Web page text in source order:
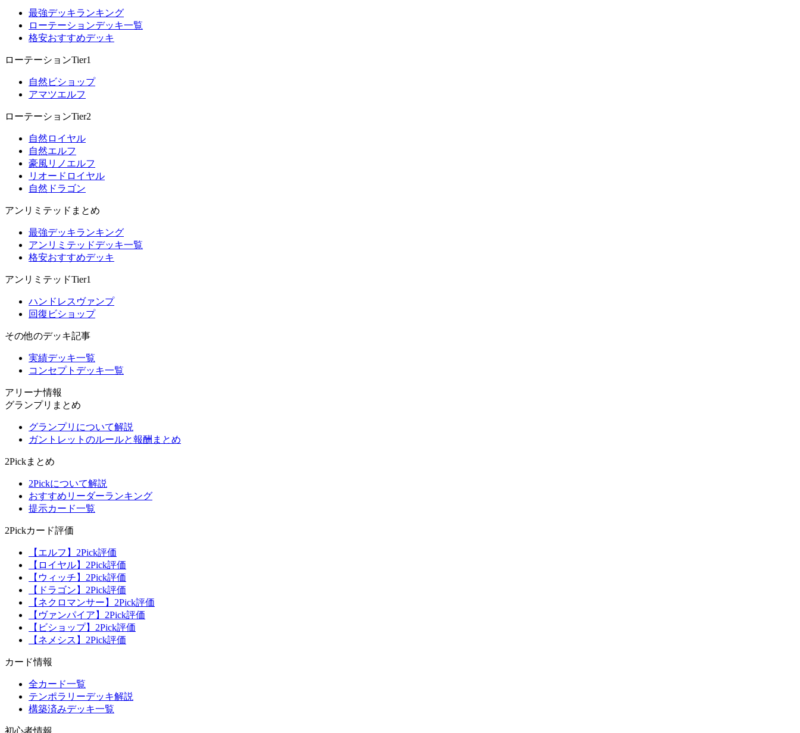
最強デッキランキング
ローテーションデッキ一覧
格安おすすめデッキ
ローテーションTier1
自然ビショップ
アマツエルフ
ローテーションTier2
自然ロイヤル
自然エルフ
豪風リノエルフ
リオードロイヤル
自然ドラゴン
アンリミテッドまとめ
最強デッキランキング
アンリミテッドデッキ一覧
格安おすすめデッキ
アンリミテッドTier1
ハンドレスヴァンプ
回復ビショップ
その他のデッキ記事
実績デッキ一覧
コンセプトデッキ一覧
アリーナ情報
グランプリまとめ
グランプリについて解説
ガントレットのルールと報酬まとめ
2Pickまとめ
2Pickについて解説
おすすめリーダーランキング
提示カード一覧
2Pickカード評価
【エルフ】2Pick評価
【ロイヤル】2Pick評価
【ウィッチ】2Pick評価
【ドラゴン】2Pick評価
【ネクロマンサー】2Pick評価
【ヴァンパイア】2Pick評価
【ビショップ】2Pick評価
【ネメシス】2Pick評価
カード情報
全カード一覧
テンポラリーデッキ解説
構築済みデッキ一覧
初心者情報